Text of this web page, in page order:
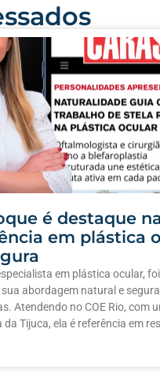
é destaque
em plástica
em plástica ocular,
abordagem natural e
Atendendo no COE Rio, com
Tijuca, ela é referência em